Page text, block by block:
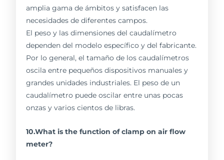
amplia gama de ámbitos y satisfacen las
necesidades de diferentes campos.
El peso y las dimensiones del caudalímetro
dependen del modelo específico y del fabricante.
Por lo general, el tamaño de los caudalímetros
oscila entre pequeños dispositivos manuales y
grandes unidades industriales. El peso de un
caudalímetro puede oscilar entre unas pocas
onzas y varios cientos de libras.
10.What is the function of clamp on air flow
meter?